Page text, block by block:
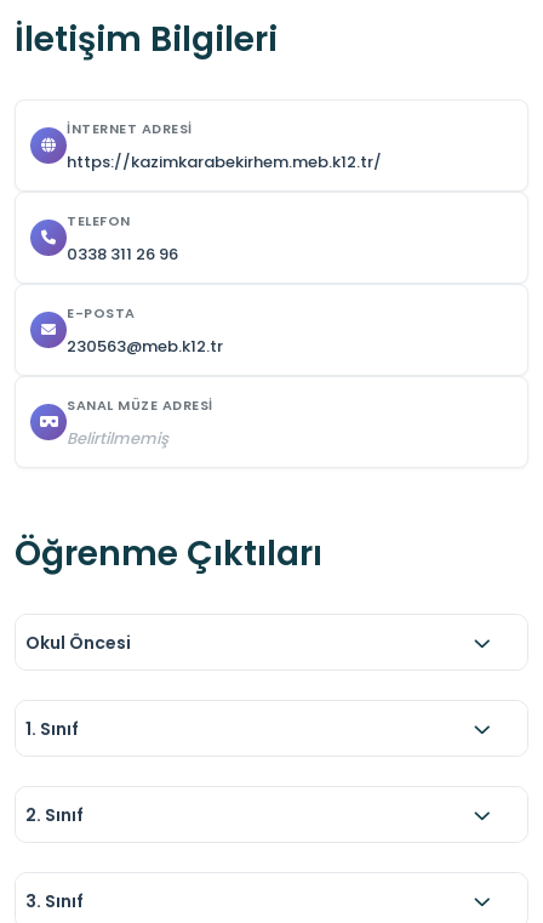
İletişim Bilgileri
İNTERNET ADRESI
https://kazimkarabekirhem.meb.k12.tr/
TELEFON
0338 311 26 96
E-POSTA
230563@meb.k12.tr
SANAL MÜZE ADRESI
Belirtilmemiş
Öğrenme Çıktıları
Okul Öncesi
1. Sınıf
2. Sınıf
3. Sınıf